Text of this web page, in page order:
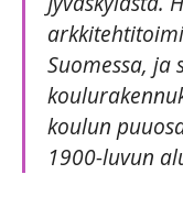
Suomessa, ja
koulun
1900-luvun